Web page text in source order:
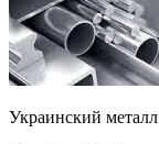
Украинский металл